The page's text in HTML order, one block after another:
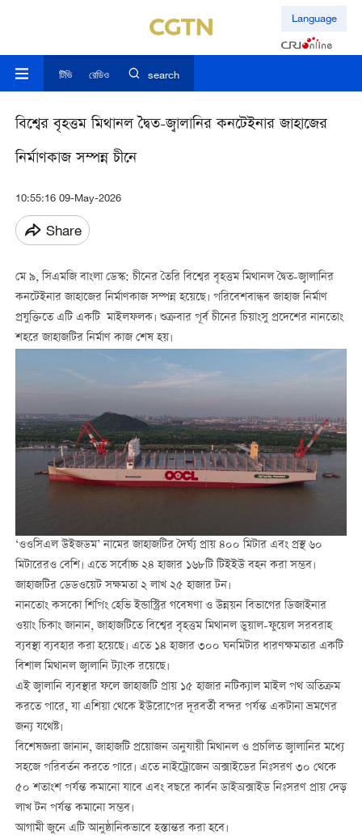
Language
টিভি রেডিও search
বিশ্বের বৃহত্তম মিথানল দ্বৈত-জ্বালানির কনটেইনার জাহাজের
নির্মাণকাজ সম্পন্ন চীনে
10:55:16 09-May-2026
Share
মে ৯, সিএমজি বাংলা ডেস্ক: চীনের তৈরি বিশ্বের বৃহত্তম মিথানল দ্বৈত-জ্বালানির
কনটেইনার জাহাজের নির্মাণকাজ সম্পন্ন হয়েছে। পরিবেশবান্ধব জাহাজ নির্মাণ
প্রযুক্তিতে এটি একটি মাইলফলক। শুক্রবার পূর্ব চীনের চিয়াংসু প্রদেশের নানতোং
শহরে জাহাজটির নির্মাণ কাজ শেষ হয়।
‘ওওসিএল উইজডম’ নামের জাহাজটির দৈর্ঘ্য প্রায় ৪০০ মিটার এবং প্রস্থ ৬০
মিটারেরও বেশি। এতে সর্বোচ্চ ২৪ হাজার ১৬৮টি টিইইউ বহন করা সম্ভব।
জাহাজটির ডেডওয়েট সক্ষমতা ২ লাখ ২৫ হাজার টন।
নানতোং কসকো শিপিং হেভি ইন্ডাস্ট্রির গবেষণা ও উন্নয়ন বিভাগের ডিজাইনার
ওয়াং চিকাং জানান, জাহাজটিতে বিশ্বের বৃহত্তম মিথানল ডুয়াল-ফুয়েল সরবরাহ
ব্যবস্থা ব্যবহার করা হয়েছে। এতে ১৪ হাজার ৩০০ ঘনমিটার ধারণক্ষমতার একটি
বিশাল মিথানল জ্বালানি ট্যাংক রয়েছে।
এই জ্বালানি ব্যবস্থার ফলে জাহাজটি প্রায় ১৫ হাজার নটিক্যাল মাইল পথ অতিক্রম
করতে পারে, যা এশিয়া থেকে ইউরোপের দূরবর্তী বন্দর পর্যন্ত একটানা ভ্রমণের
জন্য যথেষ্ট।
বিশেষজ্ঞরা জানান, জাহাজটি প্রয়োজন অনুযায়ী মিথানল ও প্রচলিত জ্বালানির মধ্যে
সহজে পরিবর্তন করতে পারে। এতে নাইট্রোজেন অক্সাইডের নিঃসরণ ৩০ থেকে
৫০ শতাংশ পর্যন্ত কমানো যাবে এবং বছরে কার্বন ডাইঅক্সাইড নিঃসরণ প্রায় দেড়
লাখ টন পর্যন্ত কমানো সম্ভব।
আগামী জুনে এটি আনুষ্ঠানিকভাবে হস্তান্তর করা হবে।